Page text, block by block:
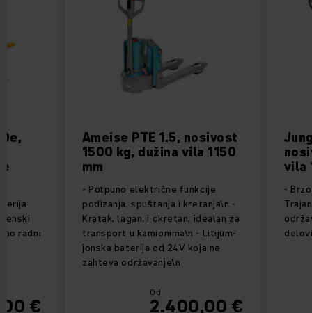
Ameise PTE 1.5, nosivost
1500 kg, dužina vila 1150
mm
- Potpuno električne funkcije
podizanja, spuštanja i kretanja\n -
Kratak, lagan, i okretan, idealan za
transport u kamionima\n - Litijum-
jonska baterija od 24V koja ne
zahteva održavanje\n
Od
2.400,00 €
vila
-
radni
€